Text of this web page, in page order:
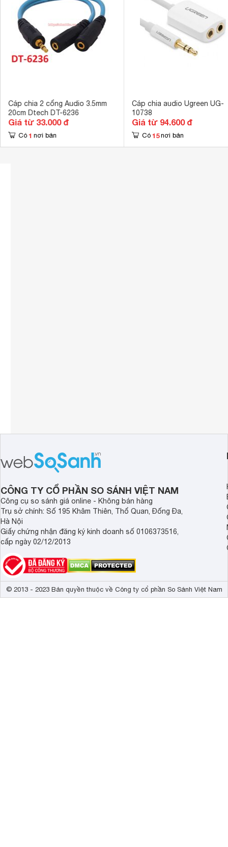
Cáp chia 2 cổng Audio 3.5mm
20cm Dtech DT-6236
Giá từ 33.000 đ
Có 1 nơi bán
Cáp chia audio Ugreen UG-
10738
Giá từ 94.600 đ
Có 15 nơi bán
CÔNG TY CỔ PHẦN SO SÁNH VIỆT NAM
Công cụ so sánh giá online - Không bán hàng
Trụ sở chính: Số 195 Khâm Thiên, Thổ Quan, Đống Đa,
Hà Nội
Giấy chứng nhận đăng ký kinh doanh số 0106373516,
cấp ngày 02/12/2013
© 2013 - 2023 Bản quyền thuộc về Công ty cổ phần So Sánh Việt Nam